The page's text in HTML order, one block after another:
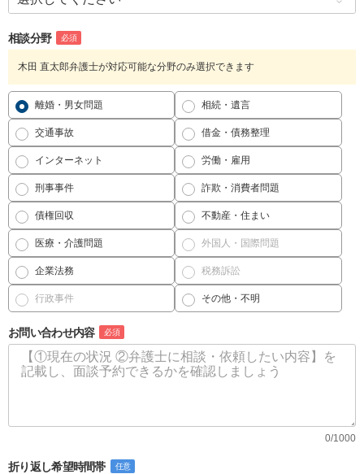
相談分野 必須
木田 直太郎弁護士が対応可能な分野のみ選択できます
離婚・男女問題 相続・遺言
交通事故 借金・債務整理
インターネット 労働・雇用
刑事事件 詐欺・消費者問題
債権回収 不動産・住まい
医療・介護問題 外国人・国際問題
企業法務 税務訴訟
行政事件 その他・不明
お問い合わせ内容 必須
0/1000
折り返し希望時間帯 任意